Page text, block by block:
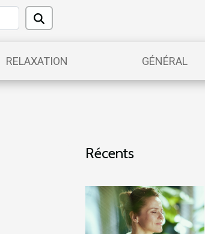
RELAXATION GÉNÉRAL
Récents